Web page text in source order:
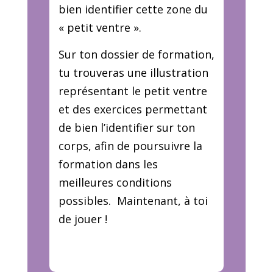
bien identifier cette zone du
« petit ventre ».
Sur ton dossier de formation,
tu trouveras une illustration
représentant le petit ventre
et des exercices permettant
de bien l’identifier sur ton
corps, afin de poursuivre la
formation dans les
meilleures conditions
possibles. Maintenant, à toi
de jouer !